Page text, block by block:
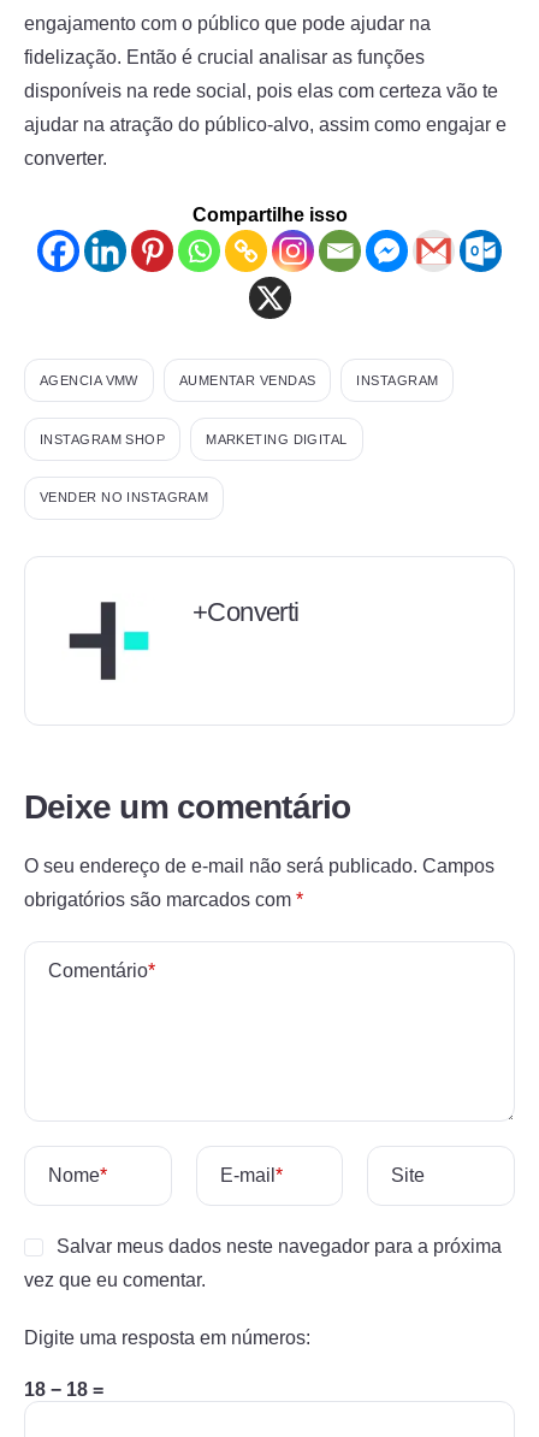
engajamento com o público que pode ajudar na
fidelização. Então é crucial analisar as funções
disponíveis na rede social, pois elas com certeza vão te
ajudar na atração do público-alvo, assim como engajar e
converter.
Compartilhe isso
AGENCIA VMW AUMENTAR VENDAS INSTAGRAM
INSTAGRAM SHOP MARKETING DIGITAL
VENDER NO INSTAGRAM
+Converti
Deixe um comentário
O seu endereço de e-mail não será publicado. Campos
obrigatórios são marcados com *
Comentário*
Nome* E-mail * Site
Salvar meus dados neste navegador para a próxima
vez que eu comentar.
Digite uma resposta em números:
18 − 18 =